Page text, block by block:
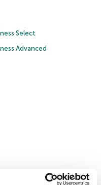
Select
Advanced